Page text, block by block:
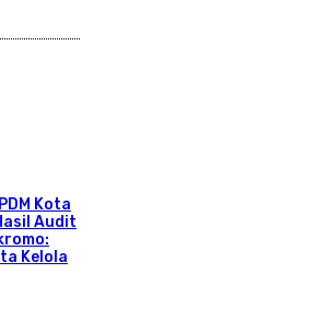
Kota
Audit
Kelola